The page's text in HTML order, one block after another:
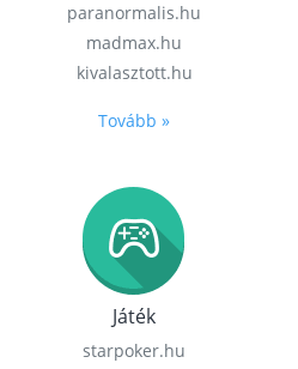
paranormalis.hu
madmax.hu
kivalasztott.hu
Tovább »
Játék
starpoker.hu